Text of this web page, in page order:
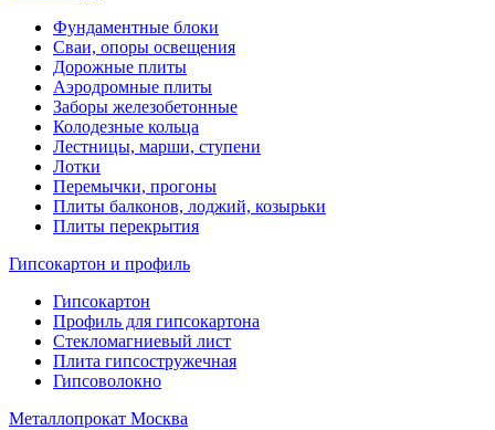
Фундаментные блоки
Сваи, опоры освещения
Дорожные плиты
Аэродромные плиты
Заборы железобетонные
Колодезные кольца
Лестницы, марши, ступени
Лотки
Перемычки, прогоны
Плиты балконов, лоджий, козырьки
Плиты перекрытия
Гипсокартон и профиль
Гипсокартон
Профиль для гипсокартона
Стекломагниевый лист
Плита гипсостружечная
Гипсоволокно
Металлопрокат Москва